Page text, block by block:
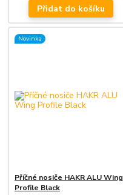
Přidat do košíku
Novinka
Příčné nosiče HAKR ALU Wing
Profile Black